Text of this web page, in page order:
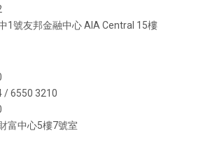
1號友邦金融中心 AIA Central 15樓
/ 6550 3210
富中心5樓7號室